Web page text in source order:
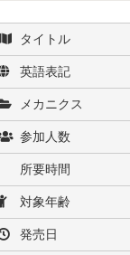
タイトル
英語表記
メカニクス
参加人数
所要時間
対象年齢
発売日